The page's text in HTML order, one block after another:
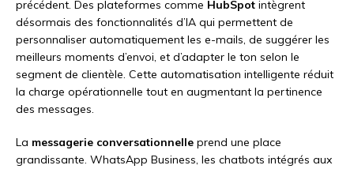
précédent. Des plateformes comme HubSpot intègrent
désormais des fonctionnalités d’IA qui permettent de
personnaliser automatiquement les e-mails, de suggérer les
meilleurs moments d’envoi, et d’adapter le ton selon le
segment de clientèle. Cette automatisation intelligente réduit
la charge opérationnelle tout en augmentant la pertinence
des messages.
La messagerie conversationnelle prend une place
grandissante. WhatsApp Business, les chatbots intégrés aux